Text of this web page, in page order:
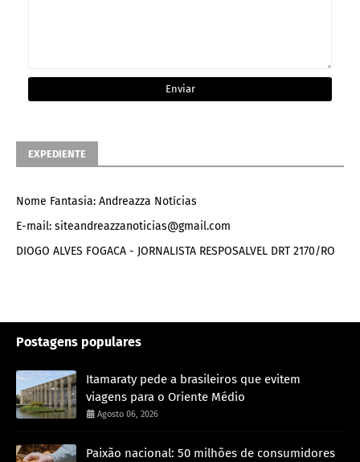
EXPEDIENTE
Nome Fantasia: Andreazza Notícias
E-mail: siteandreazzanoticias@gmail.com
DIOGO ALVES FOGACA - JORNALISTA RESPOSALVEL DRT 2170/RO
Postagens populares
Itamaraty pede a brasileiros que evitem
viagens para o Oriente Médio
Agosto 06, 2026
Paixão nacional: 50 milhões de consumidores